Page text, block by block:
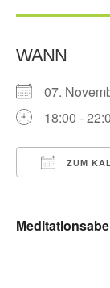
WANN
07.
18:00 -
ZUM